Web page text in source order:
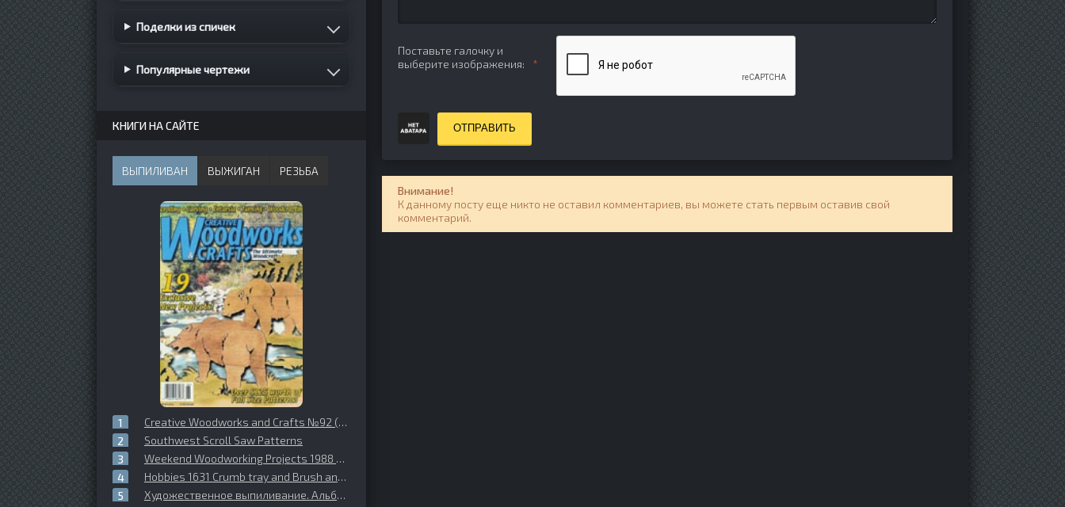
Поставьте галочку и
выберите изображения:
ОТПРАВИТЬ
Внимание!
К данному посту еще никто не оставил комментариев, вы можете стать первым оставив свой
комментарий.
Поделки из спичек
Популярные чертежи
КНИГИ НА САЙТЕ
ВЫПИЛИВАН ВЫЖИГАН РЕЗЬБА
Creative Woodworks and Crafts №92 (2003-06)
Southwest Scroll Saw Patterns
Weekend Woodworking Projects 1988 №02 March
Hobbies 1631 Crumb tray and Brush and Bowl Stand
Художественное выпиливание. Альбом чертежей Выпуск 5